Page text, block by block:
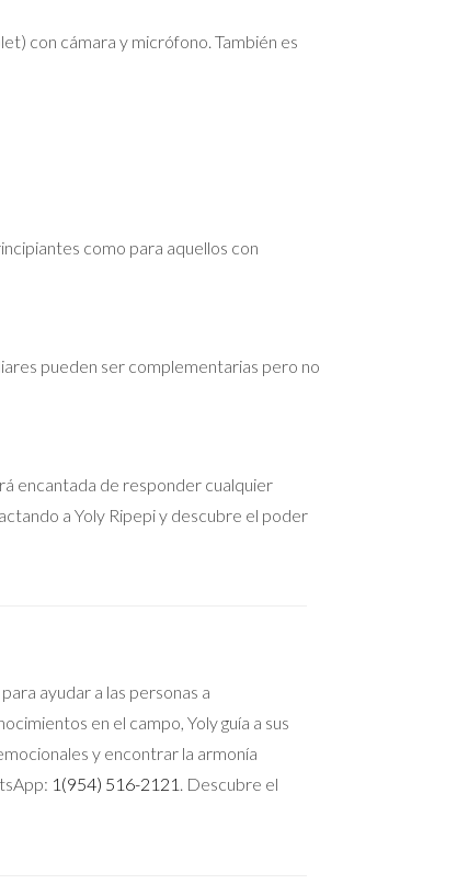
con cámara y micrófono. También es
como para aquellos con
pueden ser complementarias pero no
encantada de responder cualquier
a Yoly Ripepi y descubre el poder
ayudar a las personas a
en el campo, Yoly guía a sus
y encontrar la armonía
1(954) 516-2121 . Descubre el